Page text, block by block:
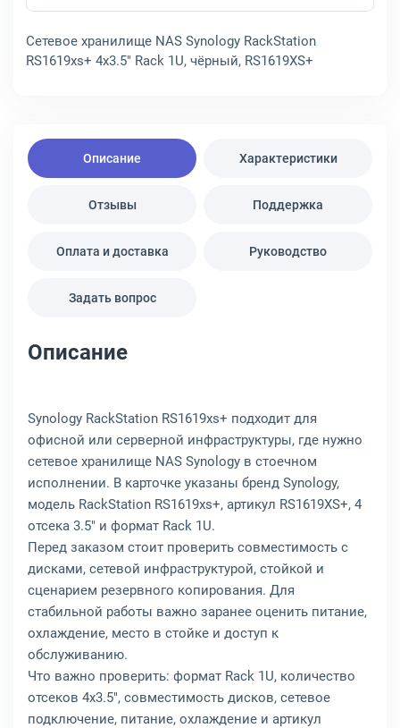
Сетевое хранилище NAS Synology RackStation
RS1619xs+ 4x3.5" Rack 1U, чёрный, RS1619XS+
Описание Характеристики
Отзывы Поддержка
Оплата и доставка Руководство
Задать вопрос
Описание
Synology RackStation RS1619xs+ подходит для
офисной или серверной инфраструктуры, где нужно
сетевое хранилище NAS Synology в стоечном
исполнении. В карточке указаны бренд Synology,
модель RackStation RS1619xs+, артикул RS1619XS+, 4
отсека 3.5" и формат Rack 1U.
Перед заказом стоит проверить совместимость с
дисками, сетевой инфраструктурой, стойкой и
сценарием резервного копирования. Для
стабильной работы важно заранее оценить питание,
охлаждение, место в стойке и доступ к
обслуживанию.
Что важно проверить: формат Rack 1U, количество
отсеков 4x3.5", совместимость дисков, сетевое
подключение, питание, охлаждение и артикул